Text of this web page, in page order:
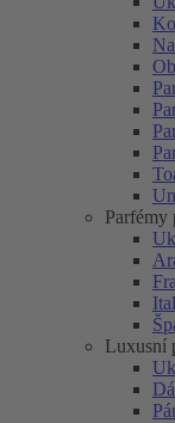
Parfémy
Luxusní